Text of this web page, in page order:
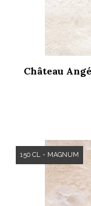
Château
150 CL - MAGNUM